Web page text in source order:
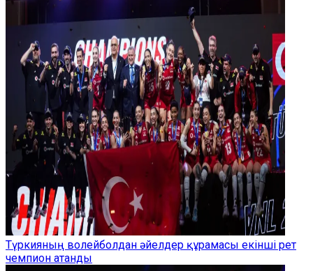
Түркияның волейболдан әйелдер құрамасы екінші рет
чемпион атанды